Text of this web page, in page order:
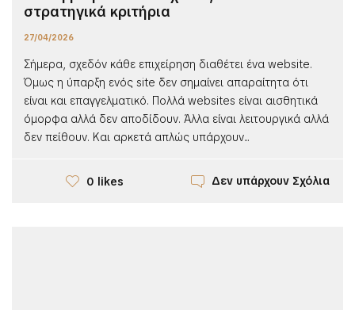
στρατηγικά κριτήρια
27/04/2026
Σήμερα, σχεδόν κάθε επιχείρηση διαθέτει ένα website.
Όμως η ύπαρξη ενός site δεν σημαίνει απαραίτητα ότι
είναι και επαγγελματικό. Πολλά websites είναι αισθητικά
όμορφα αλλά δεν αποδίδουν. Άλλα είναι λειτουργικά αλλά
δεν πείθουν. Και αρκετά απλώς υπάρχουν...
0 likes Δεν υπάρχουν Σχόλια